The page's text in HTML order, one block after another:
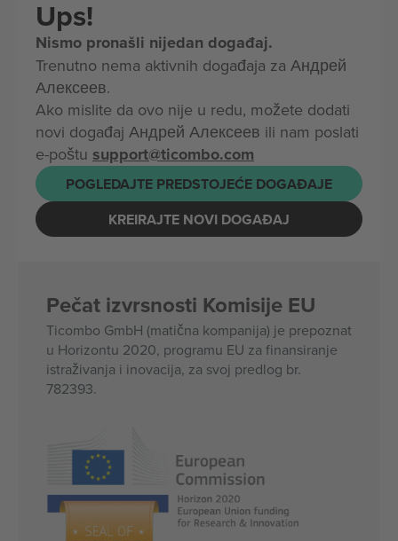
Ups!
Nismo pronašli nijedan događaj.
Trenutno nema aktivnih događaja za Андрей
Алексеев.
Ako mislite da ovo nije u redu, možete dodati
novi događaj Андрей Алексеев ili nam poslati
e-poštu support@ticombo.com
POGLEDAJTE PREDSTOJEĆE DOGAĐAJE
KREIRAJTE NOVI DOGAĐAJ
Pečat izvrsnosti Komisije EU
Ticombo GmbH (matična kompanija) je prepoznat
u Horizontu 2020, programu EU za finansiranje
istraživanja i inovacija, za svoj predlog br.
782393.